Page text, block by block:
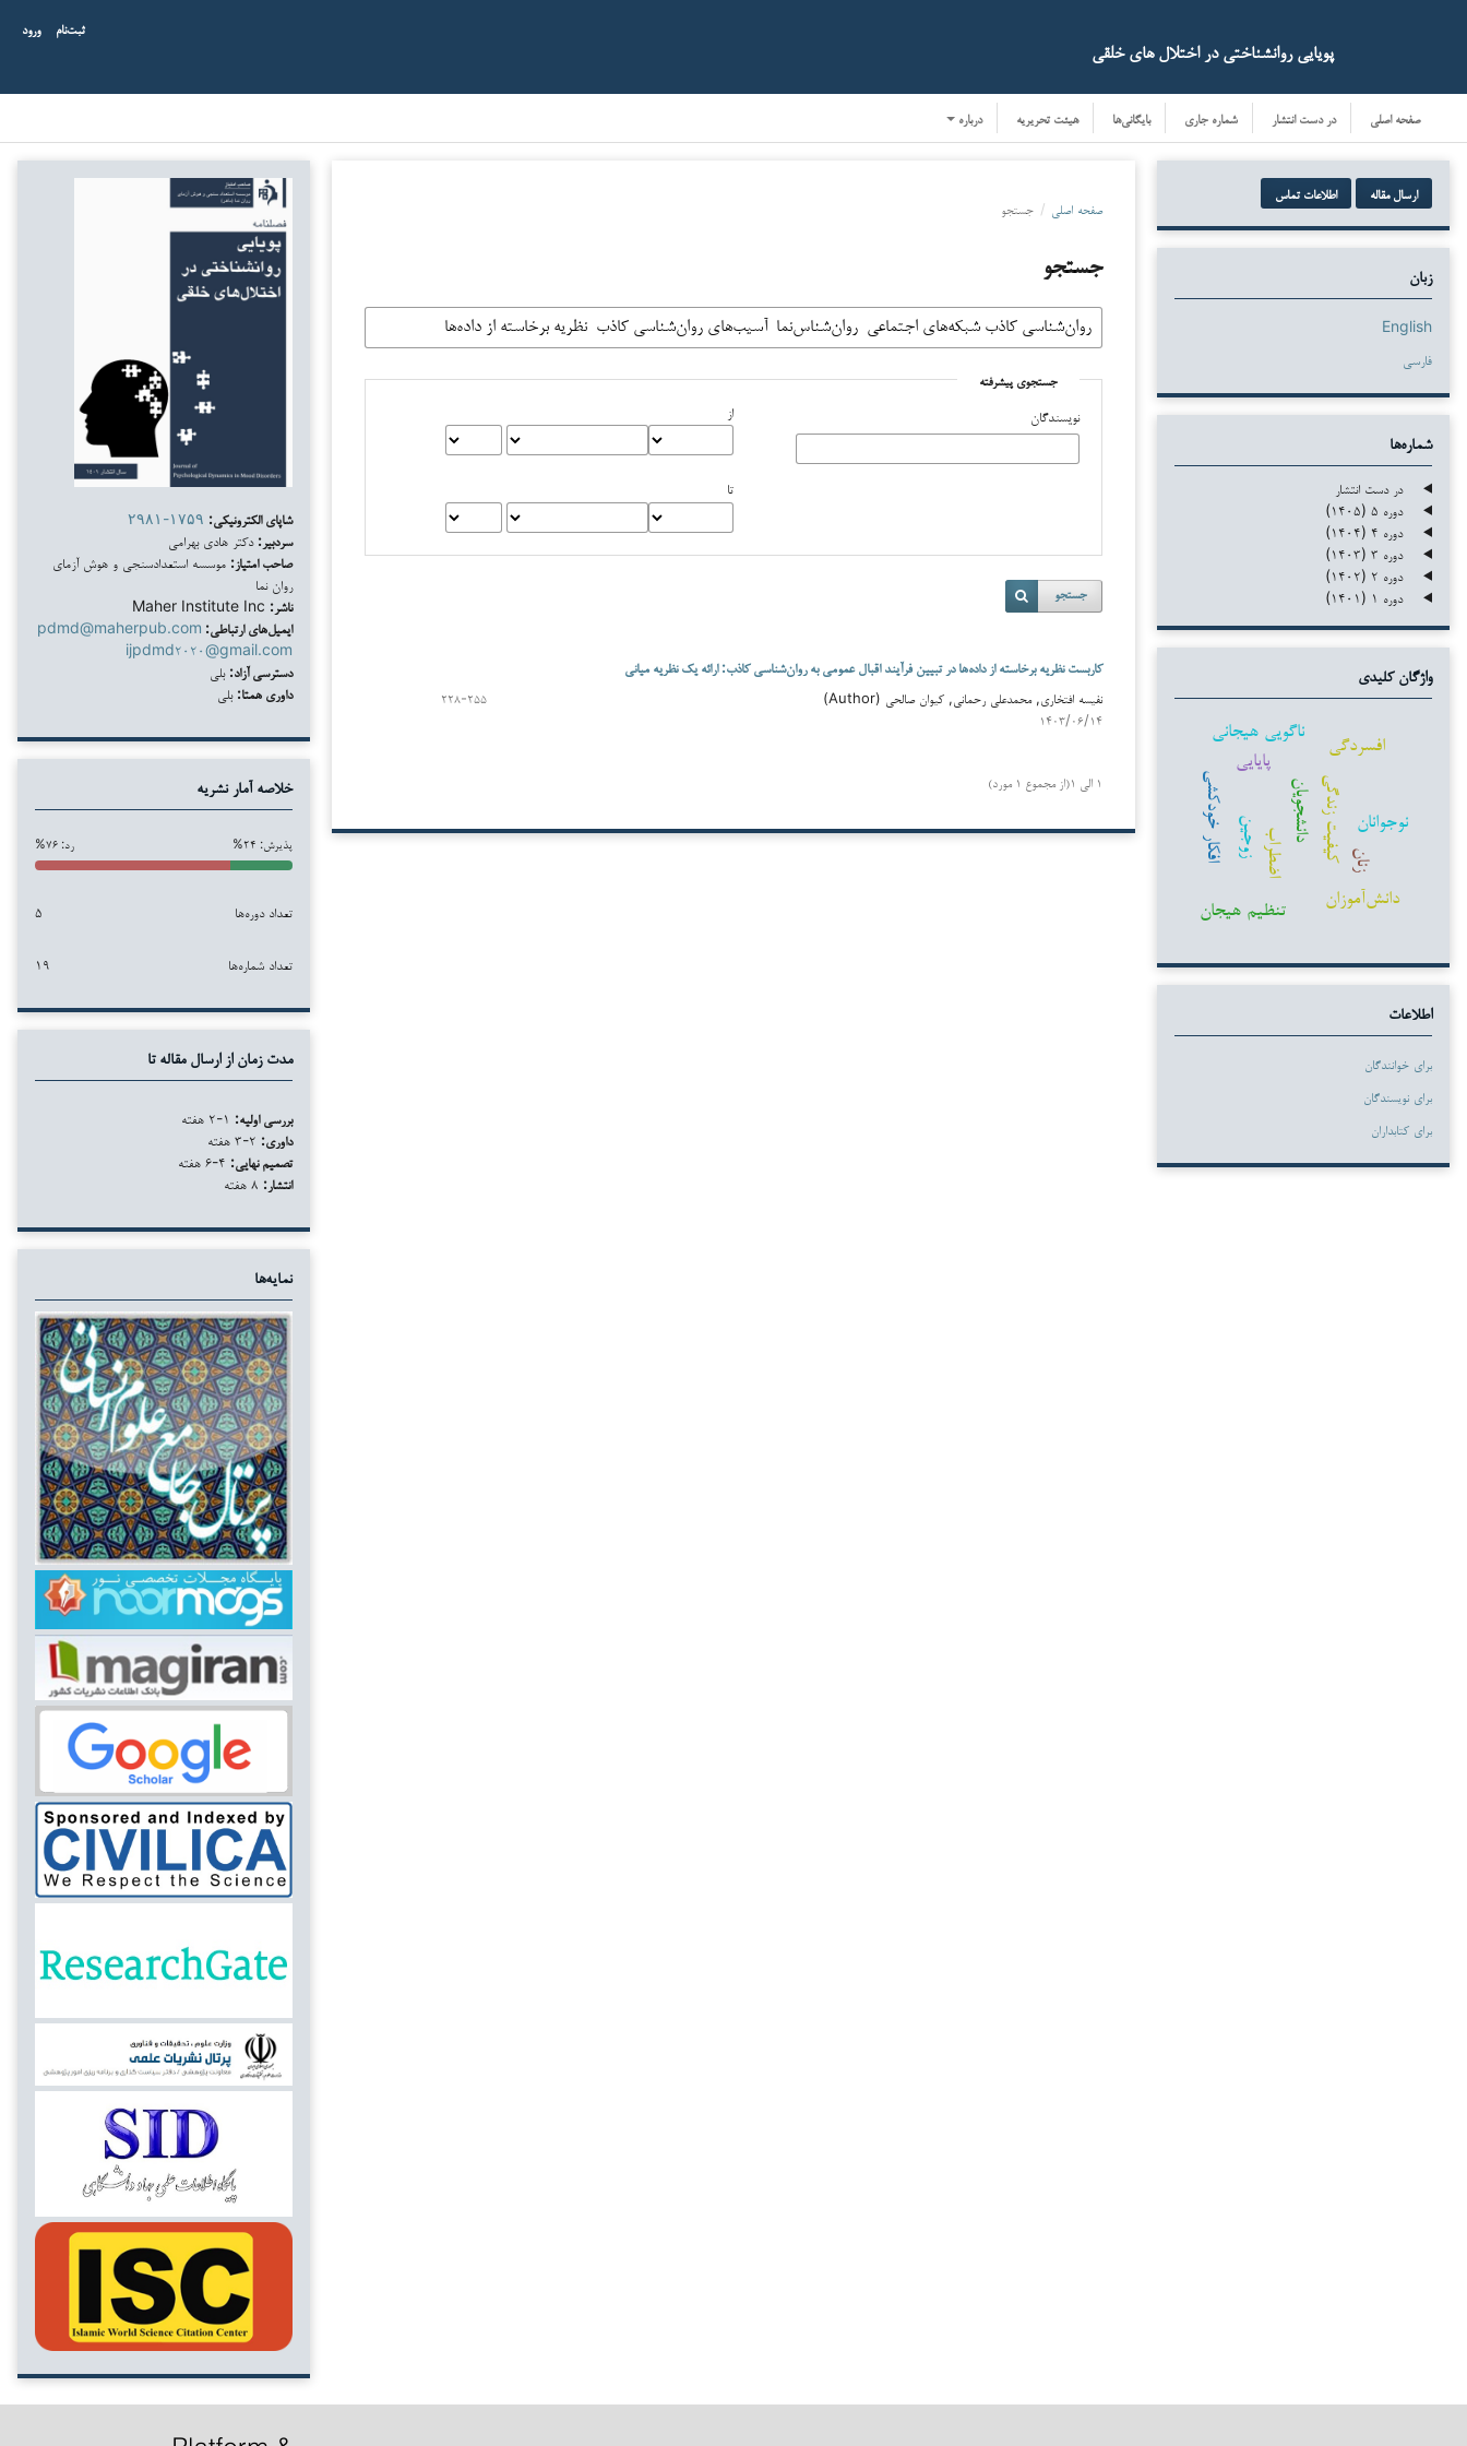
پویایی روانشناختی در اختلال های خلقی
صفحه اصلی در دست انتشار شماره جاری بایگانی‌ها هیئت تحریریه درباره
ثبت‌نام ورود
ارسال مقاله اطلاعات تماس
زبان
English
فارسی
شماره‌ها
در دست انتشار
دوره ۵ (۱۴۰۵)
دوره ۴ (۱۴۰۴)
دوره ۳ (۱۴۰۳)
دوره ۲ (۱۴۰۲)
دوره ۱ (۱۴۰۱)
واژگان کلیدی
اضطراب
دانشجویانکیفیت زندگی نوجوانان
افسردگی
دانش‌آموزان
زنان
تنظیم هیجان
ناگویی هیجانی
زوجین افکار خودکشی
پایایی
اطلاعات
برای خوانندگان
برای نویسندگان
برای کتابداران
صفحه اصلی / جستجو
جستجو
جستجوی پیشرفته
از
تا
نویسندگان
جستجو
کاربست نظریه برخاسته از داده‌ها در تبیین فرآیند اقبال عمومی به روان‌شناسی کاذب: ارائه یک نظریه میانی
نفیسه افتخاری, محمدعلی رحمانی, کیوان صالحی (Author)
۲۲۸-۲۵۵
۱۴۰۳/۰۶/۱۴
۱ الی ۱(از مجموع ۱ مورد)
شاپای الکترونیکی: ۲۹۸۱-۱۷۵۹
سردبیر: دکتر هادی بهرامی
صاحب امتیاز: موسسه استعدادسنجی و هوش آزمای
روان نما
ناشر:
ایمیل‌های ارتباطی: pdmd@maherpub.com
ijpdmd۲۰۲۰@gmail.com
دسترسی آزاد: بلی
داوری همتا: بلی
خلاصه آمار نشریه
پذیرش: ۲۴% رد: ۷۶%
تعداد دوره‌ها ۵
تعداد شماره‌ها ۱۹
مدت زمان از ارسال مقاله تا
بررسی اولیه:
داوری:
تصمیم نهایی:
انتشار:
نمایه‌ها